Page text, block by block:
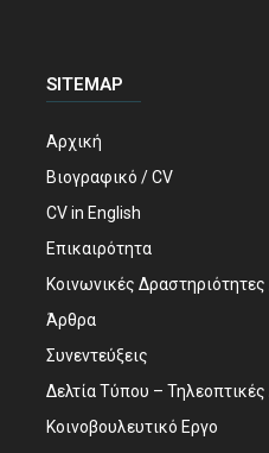
SITEMAP
Αρχική
Βιογραφικό / CV
CV in English
Επικαιρότητα
Κοινωνικές Δραστηριότητες
Άρθρα
Συνεντεύξεις
Δελτία Τύπου –
Κοινοβουλευτικό Εργο